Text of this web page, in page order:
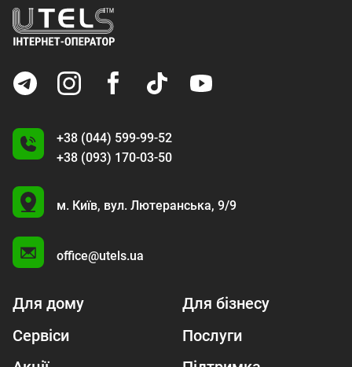
+38 (044) 599-99-52
+38 (093) 170-03-50
U
м. Київ, вул. Лютеранська, 9/9
office@utels.ua
Для дому
Для бізнесу
Сервіси
Послуги